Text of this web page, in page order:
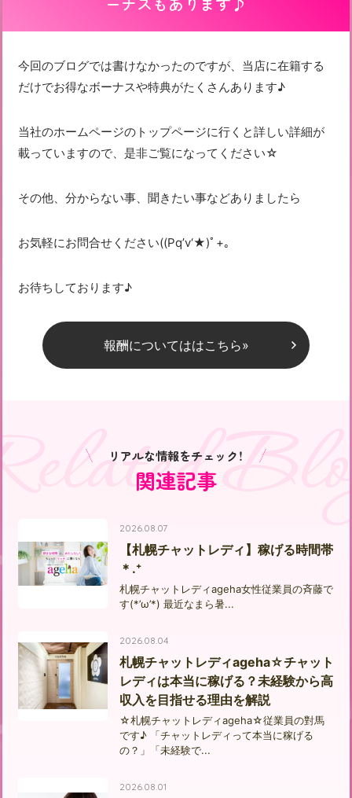
今回のブログでは書けなかったのですが、当店に在籍する
だけでお得なボーナスや特典がたくさんあります♪
当社のホームページのトップページに行くと詳しい詳細が
載っていますので、是非ご覧になってください☆
その他、分からない事、聞きたい事などありましたら
お気軽にお問合せください((Pq’v‘★)ﾟ+。
お待ちしております♪
報酬についてははこちら»
関連記事
リアルな情報をチェック！
2026.08.07
【札幌チャットレディ】稼げる時間帯
＊.⁺
札幌チャットレディageha女性従業員の斉藤で
す(*’ω’*) 最近なまら暑...
2026.08.04
札幌チャットレディageha☆チャット
レディは本当に稼げる？未経験から高
収入を目指せる理由を解説
☆札幌チャットレディageha☆従業員の對馬
です♪ 「チャットレディって本当に稼げる
の？」「未経験で...
2026.08.01